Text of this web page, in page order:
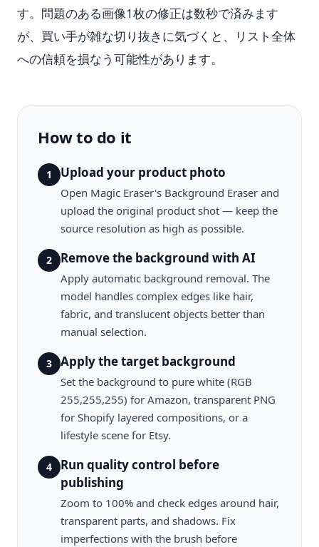
す。問題のある画像1枚の修正は数秒で済みます
が、買い手が雑な切り抜きに気づくと、リスト全体
への信頼を損なう可能性があります。
How to do it
1 Upload your product photo
Open Magic Eraser's Background Eraser and
upload the original product shot — keep the
source resolution as high as possible.
2 Remove the background with AI
Apply automatic background removal. The
model handles complex edges like hair,
fabric, and translucent objects better than
manual selection.
3 Apply the target background
Set the background to pure white (RGB
255,255,255) for Amazon, transparent PNG
for Shopify layered compositions, or a
lifestyle scene for Etsy.
4
Run quality control before
publishing
Zoom to 100% and check edges around hair,
transparent parts, and shadows. Fix
imperfections with the brush before